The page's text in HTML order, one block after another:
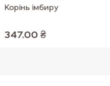
Корінь імбиру
347.00 ₴